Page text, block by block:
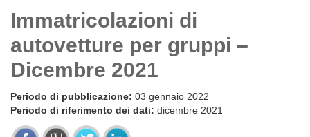
Immatricolazioni di
autovetture per gruppi –
Dicembre 2021
Periodo di pubblicazione: 03 gennaio 2022
Periodo di riferimento dei dati: dicembre 2021